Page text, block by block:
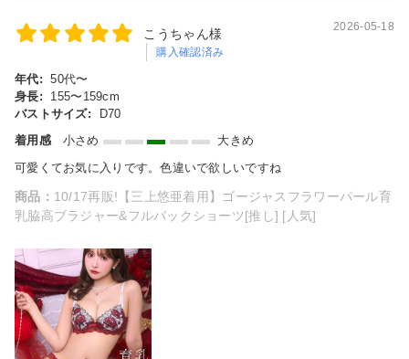
こうちゃん様
購入確認済み
2026-05-18
年代: 50代〜
身長:
155〜159cm
バストサイズ:
D70
着用感
小さめ
大きめ
可愛くてお気に入りです。色違いで欲しいですね
商品： 10/17再販!【三上悠亜着用】ゴージャスフラワーパール育
乳脇高ブラジャー&フルバックショーツ[推し] [人気]